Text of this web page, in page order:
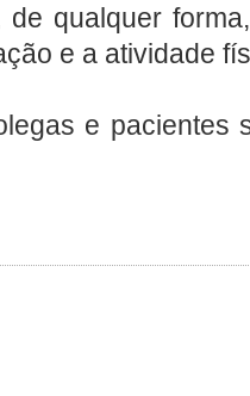
de qualquer
e a atividade
e pacientes